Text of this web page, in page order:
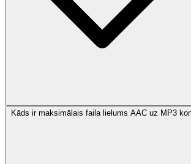
Kāds ir maksimālais faila lielums AAC uz MP3